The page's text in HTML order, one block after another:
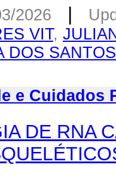
2026 |
VIT,
DOS SANTOS
e Cuidados
DE RNA